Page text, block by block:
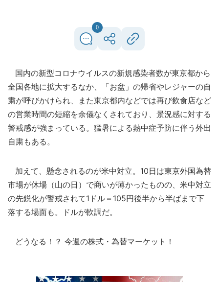
0
国内の新型コロナウイルスの新規感染者数が東京都から
全国各地に拡大するなか、「お盆」の帰省やレジャーの自
粛が呼びかけられ、また東京都内などでは再び飲食店など
の営業時間の短縮を余儀なくされており、景況感に対する
警戒感が強まっている。猛暑による熱中症予防に伴う外出
自粛もある。
加えて、懸念されるのが米中対立。10日は東京外国為替
市場が休場（山の日）で商いが薄かったものの、米中対立
の先鋭化が警戒されて1ドル＝105円後半から半ばまで下
落する場面も。ドルが軟調だ。
どうなる！？ 今週の株式・為替マーケット！